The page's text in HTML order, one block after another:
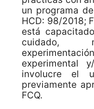
un programa
HCD: 98/2018;
está
cuidado,
experimental
involucre el
previamente
FCQ.